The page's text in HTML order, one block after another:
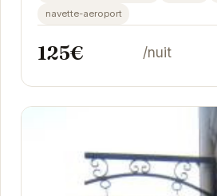
navette-aeroport
125€ /nuit